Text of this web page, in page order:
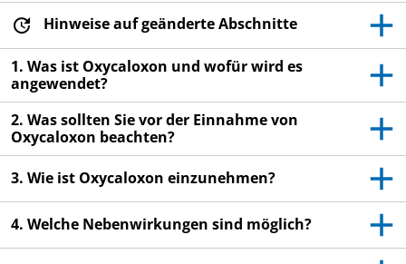
verschrieben. Geben Sie es nicht an Dritte weiter.
Es kann anderen Menschen schaden, auch wenn
diese die gleichen Beschwerden haben wie Sie.
Wenn Sie Nebenwirkungen bemerken, wenden Sie
sich an Ihren Arzt oder Apotheker. Dies gilt auch
für Nebenwirkungen, die nicht in dieser
Packungsbeilage angegeben sind. Siehe Abschnitt
4.
Hinweise auf geänderte Abschnitte
1. Was ist Oxycaloxon und wofür wird es
angewendet?
2. Was sollten Sie vor der Einnahme von
Oxycaloxon beachten?
3. Wie ist Oxycaloxon einzunehmen?
4. Welche Nebenwirkungen sind möglich?